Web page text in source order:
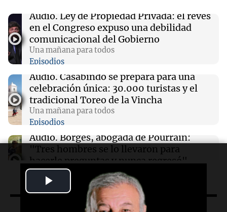
Video
12:35 Sociedad
Se incendió un colectivo en Arroyito: hubo 22
pasajeros evacuados
12:35 La Popu
La Mona Jiménez le dejó un sentido mensaje a
Messi tras la muerte de su papá
12:26 Una mañana para todos
La historia de la servilleta que firmó Jorge
Messi para el primer contrato de Leo con
Barcelona
Audio. Ley de Propiedad Privada: el revés
en el Congreso expuso una debilidad
comunicacional del Gobierno
Una mañana para todos
Episodios
Audio. Casabindo se prepara para una
celebración única: 30.000 turistas y el
tradicional Toreo de la Vincha
Una mañana para todos
Episodios
Audio.Borges, abogada de Pourrain:
"Tres hombres se lo llevaron para
hacerle preguntas y nunca regresó"
Una mañana para todos
Episodios
Voluntarios limpiaron 9.000
Podcast Últimas 24 h